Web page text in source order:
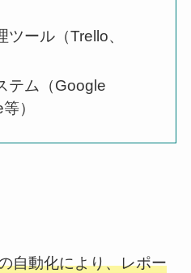
ール（Trello、
テム（Google
）
自動化により、レポー